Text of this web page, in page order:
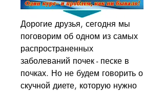
Дорогие друзья, сегодня мы
поговорим об одном из самых
распространенных
заболеваний почек - песке в
почках. Но не будем говорить о
скучной диете, которую нужно